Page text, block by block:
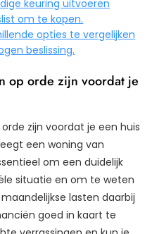
keuring uitvoeren
om te kopen.
opties te vergelijken
beslissing.
op orde zijn voordat je
zijn voordat je een huis
een woning van
om een duidelijk
situatie en om te weten
lasten daarbij
goed in kaart te